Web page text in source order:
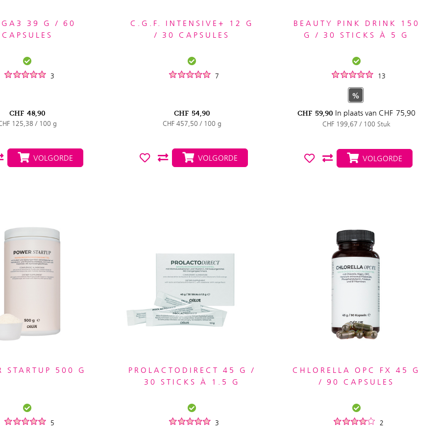
39 G / 60
CAPSULES
3
CHF 48,90
125,38 / 100 g
VOLGORDE
C.G.F. INTENSIVE+ 12 G
/ 30 CAPSULES
7
CHF 54,90
CHF 457,50 / 100 g
VOLGORDE
BEAUTY PINK DRINK 150
G / 30 STICKS À 5 G
13
%
CHF 59,90 In plaats van CHF 75,90
CHF 199,67 / 100 Stuk
VOLGORDE
STARTUP 500 G
5
PROLACTODIRECT 45 G /
30 STICKS À 1.5 G
3
CHLORELLA OPC FX 45 G
/ 90 CAPSULES
2